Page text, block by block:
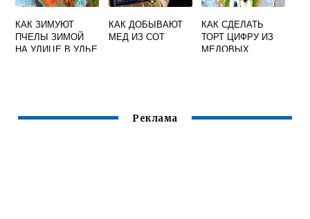
КАК ЗИМУЮТ
ПЧЕЛЫ ЗИМОЙ
НА УЛИЦЕ В УЛЬЕ
КАК ДОБЫВАЮТ
МЕД ИЗ СОТ
КАК СДЕЛАТЬ
ТОРТ ЦИФРУ ИЗ
МЕДОВЫХ
Реклама